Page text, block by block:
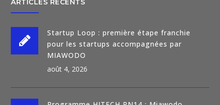
ARTICLES RÉCENTS
Startup Loop : première étape franchie
pour les startups accompagnées par
MIAWODO
août 4, 2026